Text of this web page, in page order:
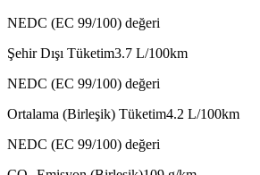
NEDC (EC 99/100) değeri
Şehir Dışı Tüketim3.7 L/100km
NEDC (EC 99/100) değeri
Ortalama (Birleşik) Tüketim4.2 L/100km
NEDC (EC 99/100) değeri